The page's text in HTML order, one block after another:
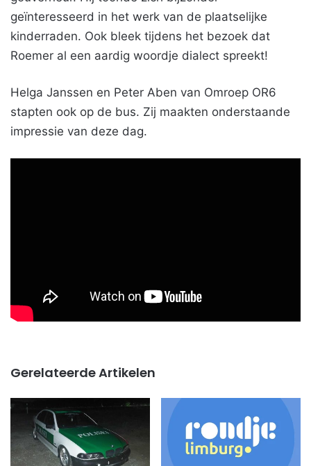
geïnteresseerd in het werk van de plaatselijke
kinderraden. Ook bleek tijdens het bezoek dat
Roemer al een aardig woordje dialect spreekt!
Helga Janssen en Peter Aben van Omroep OR6
stapten ook op de bus. Zij maakten onderstaande
impressie van deze dag.
Gerelateerde Artikelen